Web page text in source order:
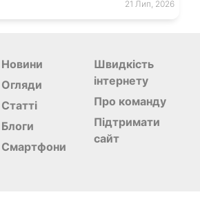
смартфона.
21 Лип, 2026
Новини
Огляди
Статті
Блоги
Смартфони
Швидкість
інтернету
Про команду
Підтримати
сайт